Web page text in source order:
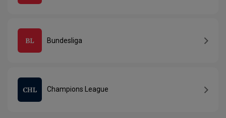
Bundesliga
Champions League